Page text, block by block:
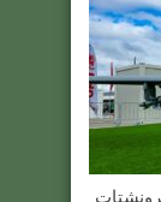
كرونشتات